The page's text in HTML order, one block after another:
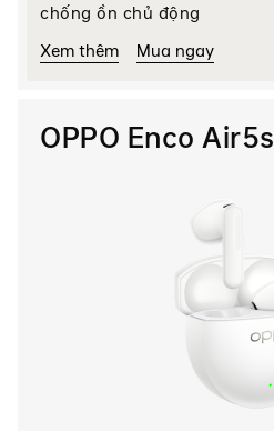
chống ồn chủ động
Xem thêm
Mua ngay
OPPO Enco Air5s